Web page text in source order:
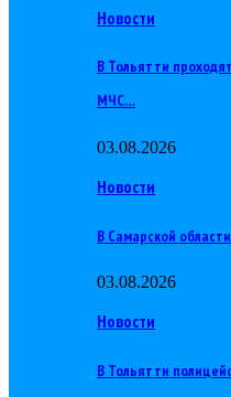
Новости
В Тольятти
МЧС…
03.08.2026
Новости
В Самарской
03.08.2026
Новости
В Тольятти